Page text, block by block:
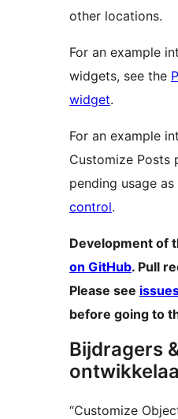
other locations.
For an example
widgets, see the
widget.
For an example
Customize Posts
pending usage as
control.
Development of
on GitHub. Pull
Please see
before going to
Bijdragers
“Customize